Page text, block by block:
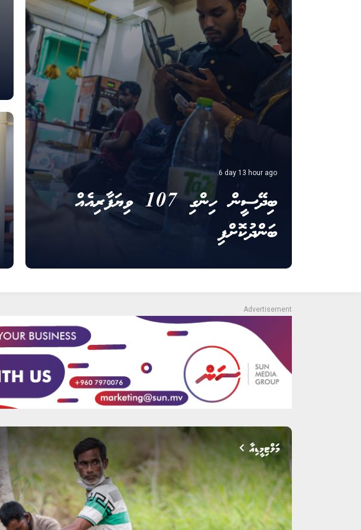
6 day 13 hour ago
ބިދޭސީން ހިންގި 107 ވިޔަފާރިއެއް
ބަންދުކޮށްފި
މަލްޓިމީޑިއާ